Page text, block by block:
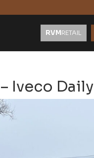
RVMRETAIL
Iveco Daily